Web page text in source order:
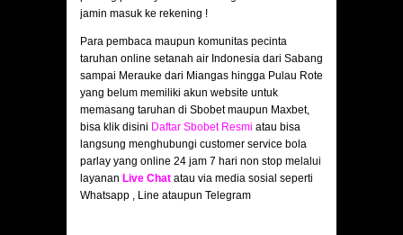
jamin masuk ke rekening !
Para pembaca maupun komunitas pecinta
taruhan online setanah air Indonesia dari Sabang
sampai Merauke dari Miangas hingga Pulau Rote
yang belum memiliki akun website untuk
memasang taruhan di Sbobet maupun Maxbet,
bisa klik disini Daftar Sbobet Resmi atau bisa
langsung menghubungi customer service bola
parlay yang online 24 jam 7 hari non stop melalui
layanan Live Chat atau via media sosial seperti
Whatsapp , Line ataupun Telegram